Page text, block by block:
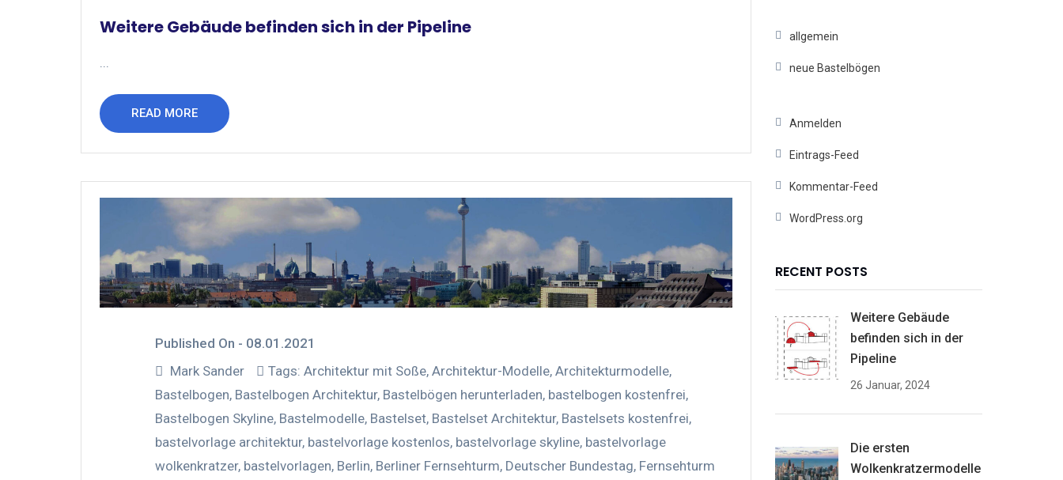
Weitere Gebäude befinden sich in der Pipeline
READ MORE
Published On - 08.01.2021
Mark Sander
Tags: Architektur mit Soße, Architektur-Modelle, Architekturmodelle,
Bastelbogen, Bastelbogen Architektur, Bastelbögen herunterladen, bastelbogen kostenfrei,
Bastelbogen Skyline, Bastelmodelle, Bastelset, Bastelset Architektur, Bastelsets kostenfrei,
bastelvorlage architektur, bastelvorlage kostenlos, bastelvorlage skyline, bastelvorlage
wolkenkratzer, bastelvorlagen, Berlin, Berliner Fernsehturm, Deutscher Bundestag, Fernsehturm
allgemein
neue Bastelbögen
Anmelden
Eintrags-Feed
Kommentar-Feed
WordPress.org
RECENT POSTS
Weitere Gebäude
befinden sich in der
Pipeline
26 Januar, 2024
Die ersten
Wolkenkratzermodelle